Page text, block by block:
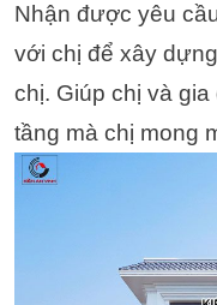
Nhận được yêu
với chị để xây
chị. Giúp chị và
tầng mà chị mong